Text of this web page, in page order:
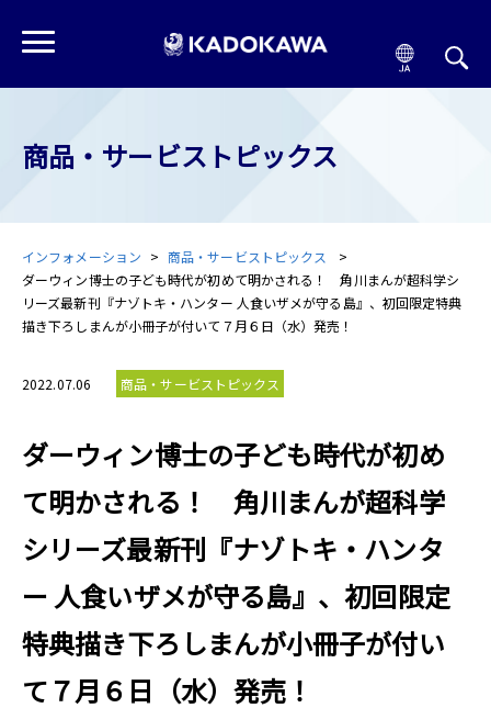
商品・サービストピックス
インフォメーション
商品・サービストピックス
ダーウィン博士の子ども時代が初めて明かされる！ 角川まんが超科学シ
リーズ最新刊『ナゾトキ・ハンター 人食いザメが守る島』、初回限定特典
描き下ろしまんが小冊子が付いて７月６日（水）発売！
2022.07.06 商品・サービストピックス
ダーウィン博士の子ども時代が初め
て明かされる！ 角川まんが超科学
シリーズ最新刊『ナゾトキ・ハンタ
ー 人食いザメが守る島』、初回限定
特典描き下ろしまんが小冊子が付い
て７月６日（水）発売！